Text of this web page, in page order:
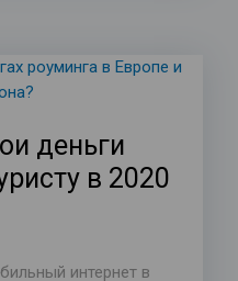
деньги
в 2020
интернет в